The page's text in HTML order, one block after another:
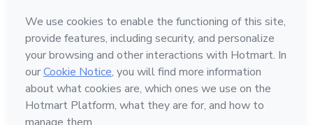
Conoce Hotmart
Idioma
Español